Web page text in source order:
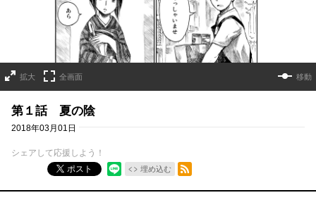
拡大 全画面 移動
第１話 夏の陰
2018年03月01日
シェアして応援しよう！
ポスト
埋め込む
RSSフィード